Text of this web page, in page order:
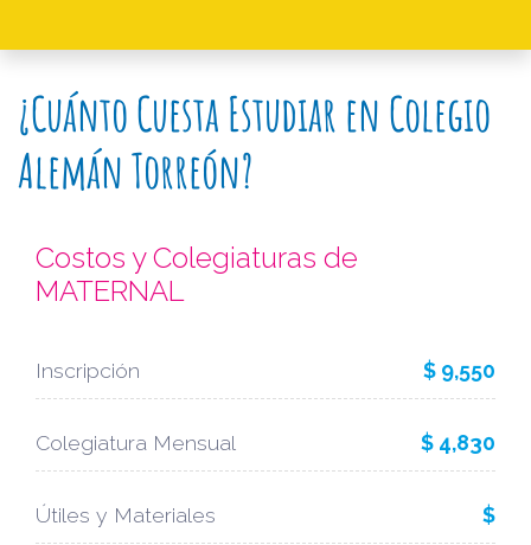
¿Cuánto Cuesta Estudiar en Colegio
Alemán Torreón?
Costos y Colegiaturas de
MATERNAL
Inscripción $ 9,550
Colegiatura Mensual $ 4,830
Útiles y Materiales $